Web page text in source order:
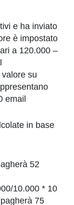
e ha inviato
è impostato
a 120.000 –
su
email
in base
52
10.000 * 10
75